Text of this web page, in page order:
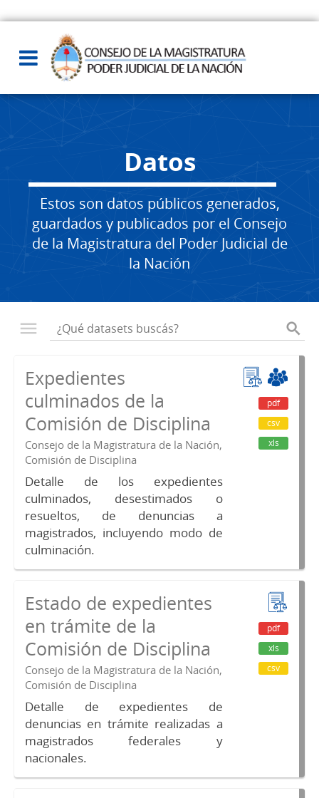
Datos
Estos son datos públicos generados,
guardados y publicados por el Consejo
de la Magistratura del Poder Judicial de
la Nación
Expedientes
culminados de la
Comisión de Disciplina
Consejo de la Magistratura de la Nación,
Comisión de Disciplina
Detalle de los expedientes
culminados, desestimados o
resueltos, de denuncias a
magistrados, incluyendo modo de
culminación.
pdf
csv
xls
Estado de expedientes
en trámite de la
Comisión de Disciplina
Consejo de la Magistratura de la Nación,
Comisión de Disciplina
Detalle de expedientes de
denuncias en trámite realizadas a
magistrados federales y
nacionales.
pdf
xls
csv